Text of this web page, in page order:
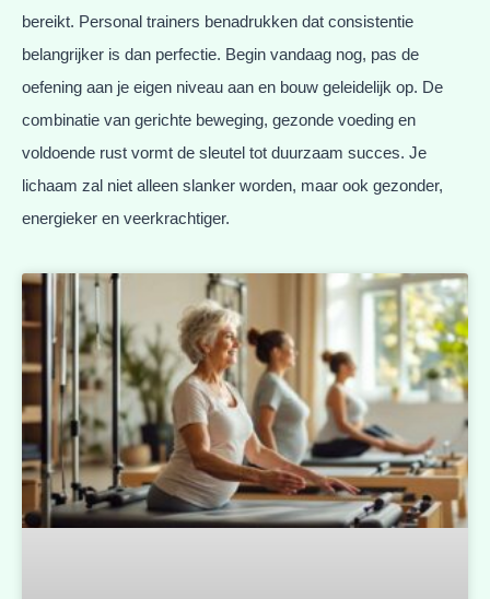
bereikt. Personal trainers benadrukken dat consistentie
belangrijker is dan perfectie. Begin vandaag nog, pas de
oefening aan je eigen niveau aan en bouw geleidelijk op. De
combinatie van gerichte beweging, gezonde voeding en
voldoende rust vormt de sleutel tot duurzaam succes. Je
lichaam zal niet alleen slanker worden, maar ook gezonder,
energieker en veerkrachtiger.